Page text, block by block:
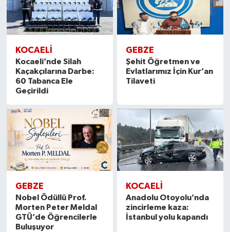
KOCAELİ
Kocaeli’nde Silah
Kaçakçılarına Darbe:
60 Tabanca Ele
Geçirildi
GEBZE
Şehit Öğretmen ve
Evlatlarımız İçin Kur’an
Tilaveti
GEBZE
Nobel Ödüllü Prof.
Morten Peter Meldal
GTÜ’de Öğrencilerle
Buluşuyor
KOCAELİ
Anadolu Otoyolu’nda
zincirleme kaza:
İstanbul yolu kapandı